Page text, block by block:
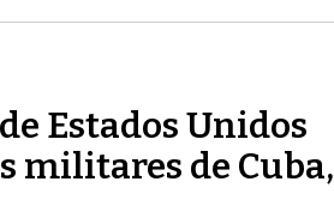
Estados Unidos
militares de Cuba,